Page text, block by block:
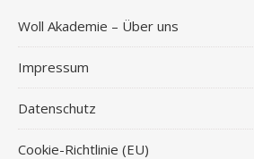
Woll Akademie – Über uns
Impressum
Datenschutz
Cookie-Richtlinie (EU)